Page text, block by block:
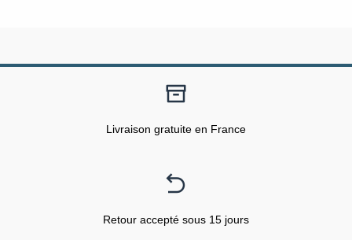
Livraison gratuite en France
Retour accepté sous 15 jours